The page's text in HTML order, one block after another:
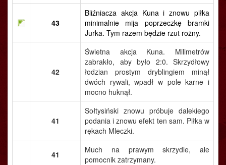
43
Bliźniacza akcja Kuna i znowu piłka
minimalnie mija poprzeczkę bramki
Jurka. Tym razem będzie rzut rożny.
42
Świetna akcja Kuna. Milimetrów
zabrakło, aby było 2:0. Skrzydłowy
łodzian prostym dryblingiem minął
dwóch rywali, wpadł w pole karne i
mocno huknął.
41
Sołtysiński znowu próbuje dalekiego
podania i znowu efekt ten sam. Piłka w
rękach Mleczki.
41
Much na prawym skrzydle, ale
pomocnik zatrzymany.